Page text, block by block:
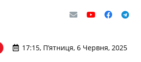
17:15, П’ятниця, 6 Червня, 2025